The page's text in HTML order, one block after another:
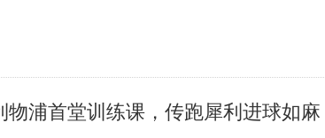
物浦首堂训练课，传跑犀利进球如